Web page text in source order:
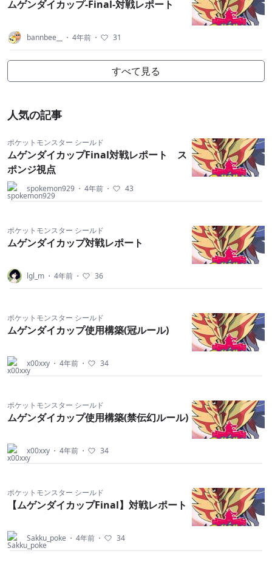
ムゲンダイカップ-Final-対戦レポート
bannbee__ ・ 4年前 ・ 31
すべて見る
人気の記事
ポケットモンスター シールド
ムゲンダイカップFinal対戦レポート ス
ポンジ視点
spokemon929 ・ 4年前 ・ 43
ポケットモンスター シールド
ムゲンダイカップ対戦レポート
lgl_m ・ 4年前 ・ 36
ポケットモンスター シールド
ムゲンダイカップ使用構築(冠ルール)
x00xxy ・ 4年前 ・ 34
ポケットモンスター シールド
ムゲンダイカップ使用構築(禁伝幻ルール)
x00xxy ・ 4年前 ・ 34
ポケットモンスター シールド
【ムゲンダイカップFinal】対戦レポート
Sakku_poke ・ 4年前 ・ 34